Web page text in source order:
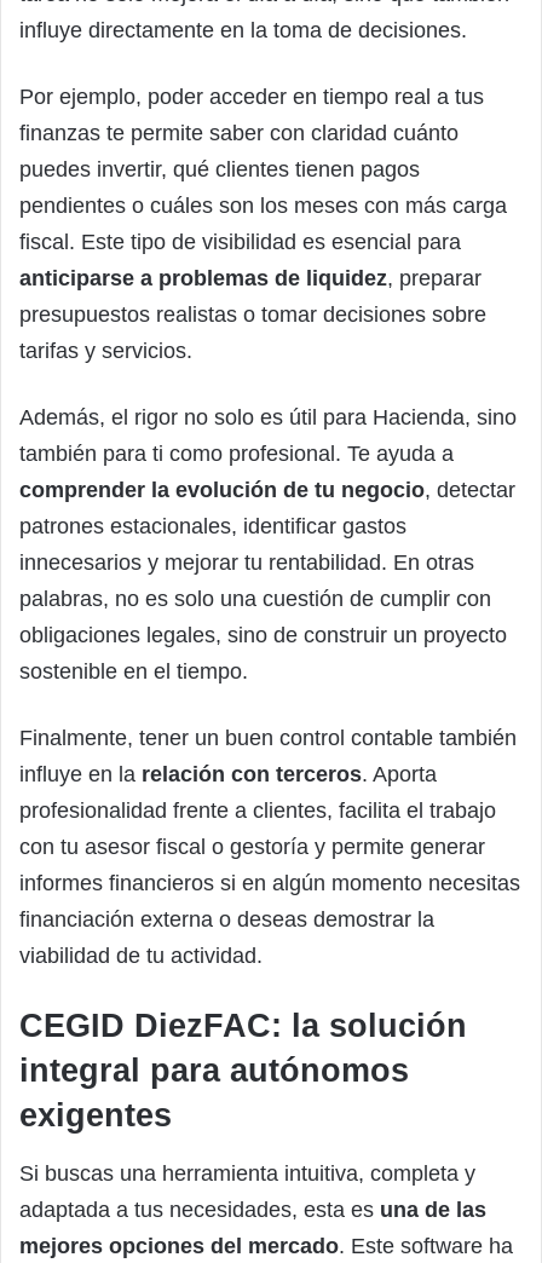
influye directamente en la toma de decisiones.
Por ejemplo, poder acceder en tiempo real a tus
finanzas te permite saber con claridad cuánto
puedes invertir, qué clientes tienen pagos
pendientes o cuáles son los meses con más carga
fiscal. Este tipo de visibilidad es esencial para
anticiparse a problemas de liquidez, preparar
presupuestos realistas o tomar decisiones sobre
tarifas y servicios.
Además, el rigor no solo es útil para Hacienda, sino
también para ti como profesional. Te ayuda a
comprender la evolución de tu negocio, detectar
patrones estacionales, identificar gastos
innecesarios y mejorar tu rentabilidad. En otras
palabras, no es solo una cuestión de cumplir con
obligaciones legales, sino de construir un proyecto
sostenible en el tiempo.
Finalmente, tener un buen control contable también
influye en la relación con terceros. Aporta
profesionalidad frente a clientes, facilita el trabajo
con tu asesor fiscal o gestoría y permite generar
informes financieros si en algún momento necesitas
financiación externa o deseas demostrar la
viabilidad de tu actividad.
CEGID DiezFAC: la solución
integral para autónomos
exigentes
Si buscas una herramienta intuitiva, completa y
adaptada a tus necesidades, esta es una de las
mejores opciones del mercado. Este software ha